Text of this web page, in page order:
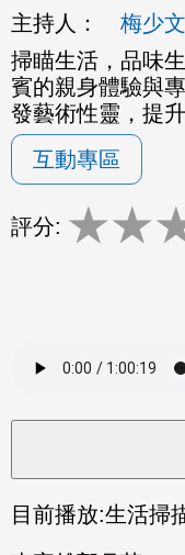
主持人：
梅少文
掃瞄生活，品味
賓的親身體驗與
發藝術性靈，提
互動專區
評分: ★★
目前播放:生活掃